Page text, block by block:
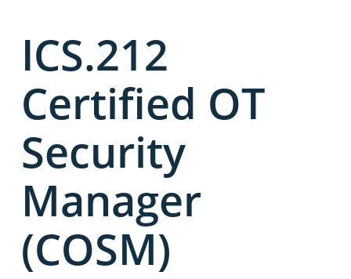
ICS.212
Certified OT
Security
Manager
(COSM)